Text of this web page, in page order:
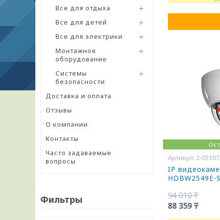
Все для отдыха
Все для детей
Все для электрики
Монтажное
оборудование
Системы
безопасности
Доставка и оплата
Отзывы
О компании
Контакты
Часто задаваемые
вопросы
Фильтры
2-
IP
94 010 ₸
88 359 ₸